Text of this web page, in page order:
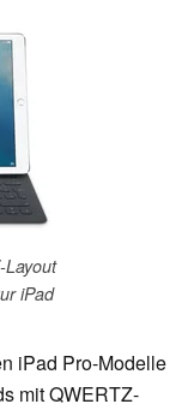
Layout
iPad
iPad Pro-Modelle
mit QWERTZ-